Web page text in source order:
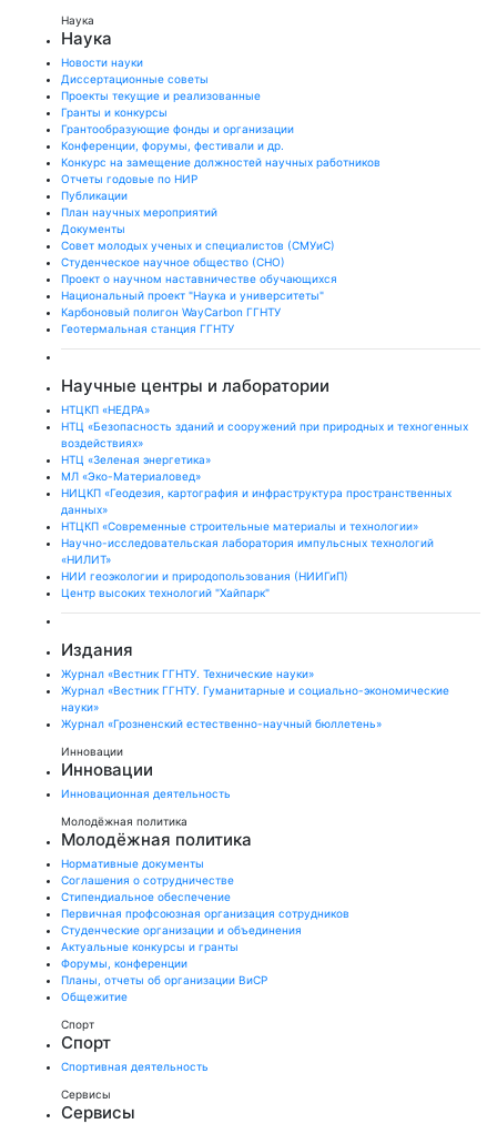
Наука
Наука
Новости науки
Диссертационные советы
Проекты текущие и реализованные
Гранты и конкурсы
Грантообразующие фонды и организации
Конференции, форумы, фестивали и др.
Конкурс на замещение должностей научных работников
Отчеты годовые по НИР
Публикации
План научныx мероприятий
Документы
Совет молодых ученых и специалистов (СМУиС)
Студенческое научное общество (СНО)
Проект о научном наставничестве обучающихся
Национальный проект "Наука и университеты"
Карбоновый полигон WayCarbon ГГНТУ
Геотермальная станция ГГНТУ
Научные центры и лаборатории
НТЦКП «НЕДРА»
НТЦ «Безопасность зданий и сооружений при природных и техногенных
воздействиях»
НТЦ «Зеленая энергетика»
МЛ «Эко-Материаловед»
НИЦКП «Геодезия, картография и инфраструктура пространственных
данных»
НТЦКП «Современные строительные материалы и технологии»
Научно-исследовательская лаборатория импульсных технологий
«НИЛИТ»
НИИ геоэкологии и природопользования (НИИГиП)
Центр высоких технологий "Хайпарк"
Издания
Журнал «Вестник ГГНТУ. Технические науки»
Журнал «Вестник ГГНТУ. Гуманитарные и социально-экономические
науки»
Журнал «Грозненский естественно-научный бюллетень»
Инновации
Инновации
Инновационная деятельность
Молодёжная политика
Молодёжная политика
Нормативные документы
Соглашения о сотрудничестве
Стипендиальное обеспечение
Первичная профсоюзная организация сотрудников
Студенческие организации и объединения
Актуальные конкурсы и гранты
Форумы, конференции
Планы, отчеты об организации ВиСР
Общежитие
Спорт
Спорт
Спортивная деятельность
Сервисы
Сервисы